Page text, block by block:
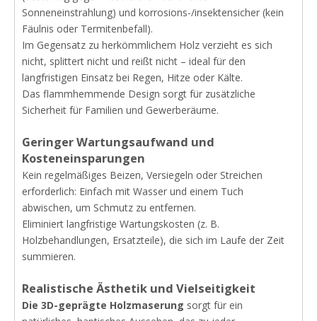
Sonneneinstrahlung) und korrosions-/insektensicher (kein
Fäulnis oder Termitenbefall).
Im Gegensatz zu herkömmlichem Holz verzieht es sich
nicht, splittert nicht und reißt nicht – ideal für den
langfristigen Einsatz bei Regen, Hitze oder Kälte.
Das flammhemmende Design sorgt für zusätzliche
Sicherheit für Familien und Gewerberäume.
Geringer Wartungsaufwand und
Kosteneinsparungen
Kein regelmäßiges Beizen, Versiegeln oder Streichen
erforderlich: Einfach mit Wasser und einem Tuch
abwischen, um Schmutz zu entfernen.
Eliminiert langfristige Wartungskosten (z. B.
Holzbehandlungen, Ersatzteile), die sich im Laufe der Zeit
summieren.
Realistische Ästhetik und Vielseitigkeit
Die 3D-geprägte Holzmaserung sorgt für ein